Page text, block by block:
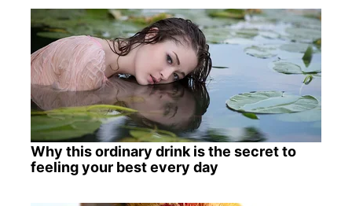
Why this ordinary drink is the secret to
feeling your best every day